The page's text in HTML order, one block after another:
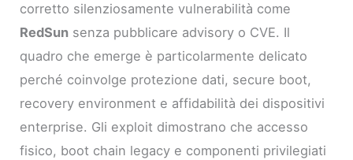
corretto silenziosamente vulnerabilità come
RedSun senza pubblicare advisory o CVE. Il
quadro che emerge è particolarmente delicato
perché coinvolge protezione dati, secure boot,
recovery environment e affidabilità dei dispositivi
enterprise. Gli exploit dimostrano che accesso
fisico, boot chain legacy e componenti privilegiati